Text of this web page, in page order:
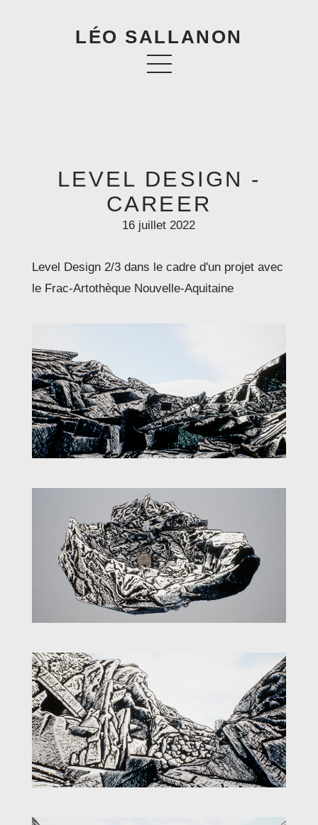
LÉO SALLANON
LEVEL DESIGN -
CAREER
16 juillet 2022
Level Design 2/3 dans le cadre d'un projet avec
le Frac-Artothèque Nouvelle-Aquitaine